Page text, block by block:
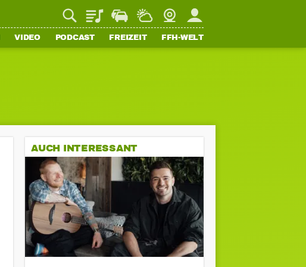
PlaylistStaupilotWetterWebcamMein FFH
VIDEO PODCAST FREIZEIT FFH-WELT
AUCH INTERESSANT